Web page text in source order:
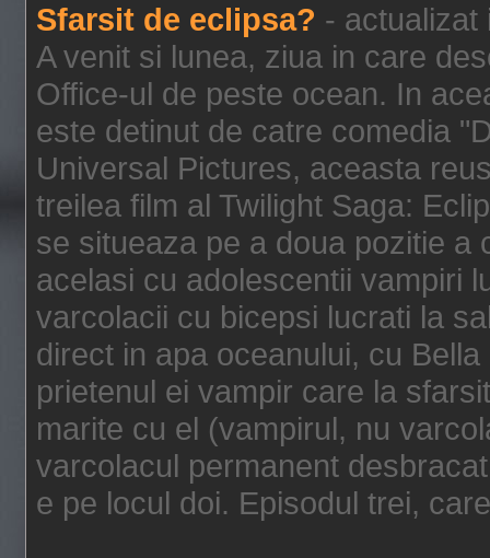
Sfarsit de eclipsa? - actualizat
A venit si lunea, ziua in care
Office-ul de peste ocean. In
este detinut de catre comedia
Universal Pictures, aceasta
treilea film al Twilight Saga:
se situeaza pe a doua pozitie a
acelasi cu adolescentii vampiri
varcolacii cu bicepsi lucrati la
direct in apa oceanului, cu
prietenul ei vampir care la
marite cu el (vampirul, nu
varcolacul permanent
e pe locul doi. Episodul trei,